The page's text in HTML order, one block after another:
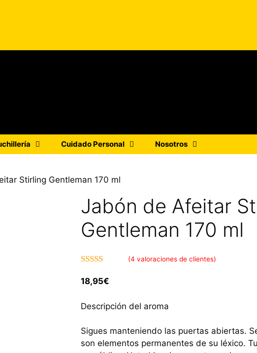
Cuidado Personal Nosotros
Stirling Gentleman 170 ml
Jabón de Afeitar
Gentleman 170 ml
(4 valoraciones de clientes)
18,95€
Descripción del aroma
Sigues manteniendo las puertas abiertas.
son elementos permanentes de su léxico.